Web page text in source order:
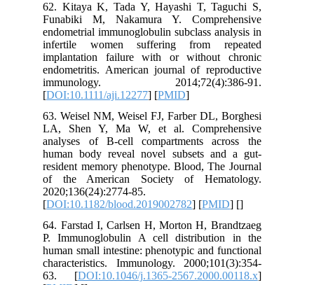
62. Kitaya K, Tada Y, Hayashi T, Taguchi S,
Funabiki M, Nakamura Y. Comprehensive
endometrial immunoglobulin subclass analysis in
infertile women suffering from repeated
implantation failure with or without chronic
endometritis. American journal of reproductive
immunology. 2014;72(4):386-91.
[DOI:10.1111/aji.12277] [PMID
63. Weisel NM, Weisel FJ, Farber DL, Borghesi
LA, Shen Y, Ma W, et al. Comprehensive
analyses of B-cell compartments across the
human body reveal novel subsets and a gut-
resident memory phenotype. Blood, The Journal
of the American Society of Hematology.
2020;136(24):2774-85.
[DOI:10.1182/blood.2019002782] [PMID] [
64. Farstad I, Carlsen H, Morton H, Brandtzaeg
P. Immunoglobulin A cell distribution in the
human small intestine: phenotypic and functional
characteristics. Immunology. 2000;101(3):354-
63. [DOI:10.1046/j.1365-2567.2000.00118.x